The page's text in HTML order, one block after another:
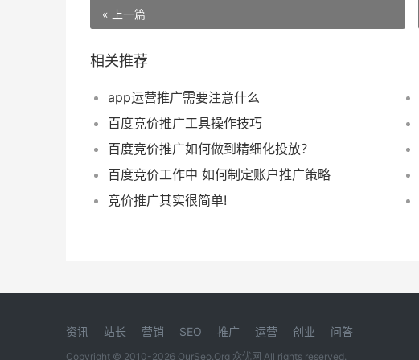
« 上一篇
相关推荐
app运营推广需要注意什么
百度竞价推广工具操作技巧
百度竞价推广如何做到精细化投放？
百度竞价工作中 如何制定账户推广策略
竞价推广其实很简单!
资讯 站长 营销 SEO 推广 运营 创业 问答
Copyright © 2010-2026 OurSeo.Org 众优网 All rights reserved.